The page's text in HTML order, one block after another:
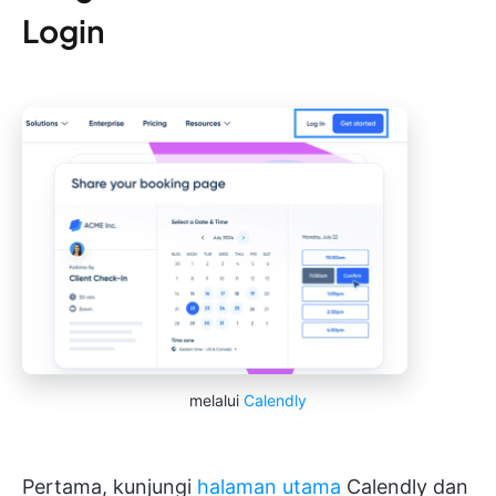
Login
melalui Calendly
Pertama, kunjungi halaman utama Calendly dan